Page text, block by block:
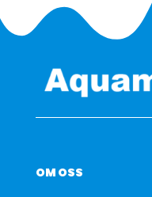
OM OSS